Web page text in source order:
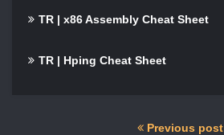
TR | x86 Assembly Cheat Sheet
TR | Hping Cheat Sheet
Previous post